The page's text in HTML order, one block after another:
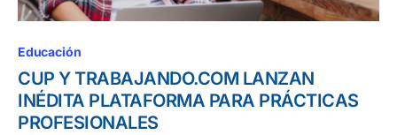
Educación
CUP Y TRABAJANDO.COM LANZAN
INÉDITA PLATAFORMA PARA PRÁCTICAS
PROFESIONALES